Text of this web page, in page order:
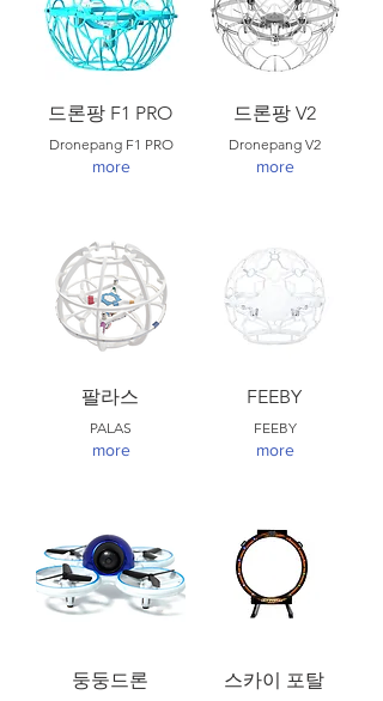
드론팡 F1 PRO
Dronepang F1 PRO
more
팔라스
PALAS
more
둥둥드론
드론팡 V2
Dronepang V2
more
FEEBY
FEEBY
more
스카이 포탈